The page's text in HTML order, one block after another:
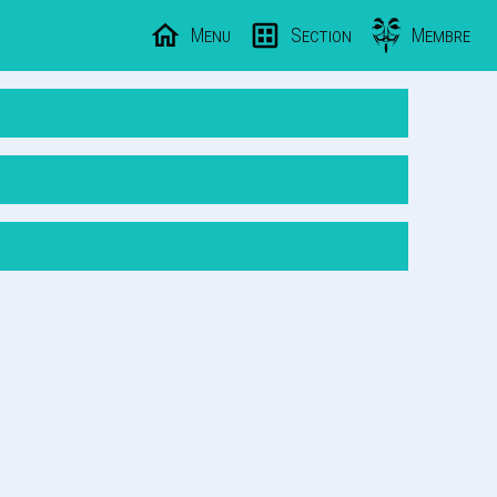
Menu Section Membre